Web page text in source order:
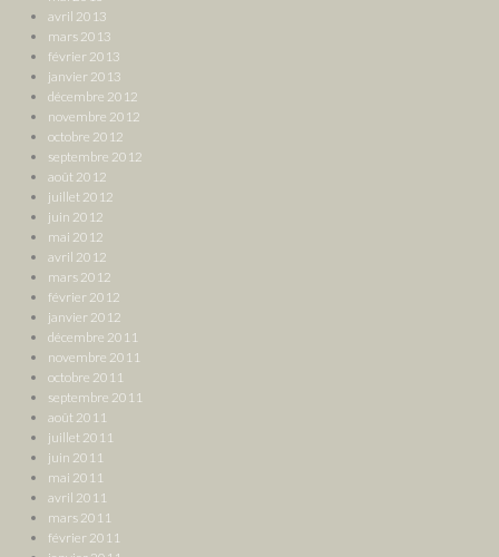
avril 2013
mars 2013
février 2013
janvier 2013
décembre 2012
novembre 2012
octobre 2012
septembre 2012
août 2012
juillet 2012
juin 2012
mai 2012
avril 2012
mars 2012
février 2012
janvier 2012
décembre 2011
novembre 2011
octobre 2011
septembre 2011
août 2011
juillet 2011
juin 2011
mai 2011
avril 2011
mars 2011
février 2011